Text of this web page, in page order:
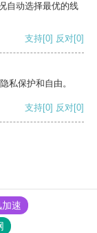
自动选择最优的线
支持[0] 反对[0]
私保护和自由。
支持[0] 反对[0]
速